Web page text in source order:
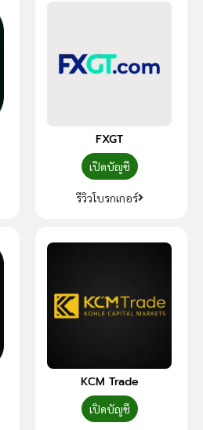
FXGT
เปิดบัญชี
รีวิวโบรกเกอร์
KCM Trade
เปิดบัญชี